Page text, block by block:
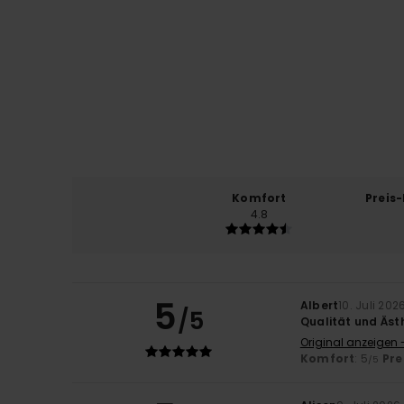
Komfort
4.8
5/5 Albert10. Juli 2026
Qualität und
Original anzeigen
Komfort: 5/5